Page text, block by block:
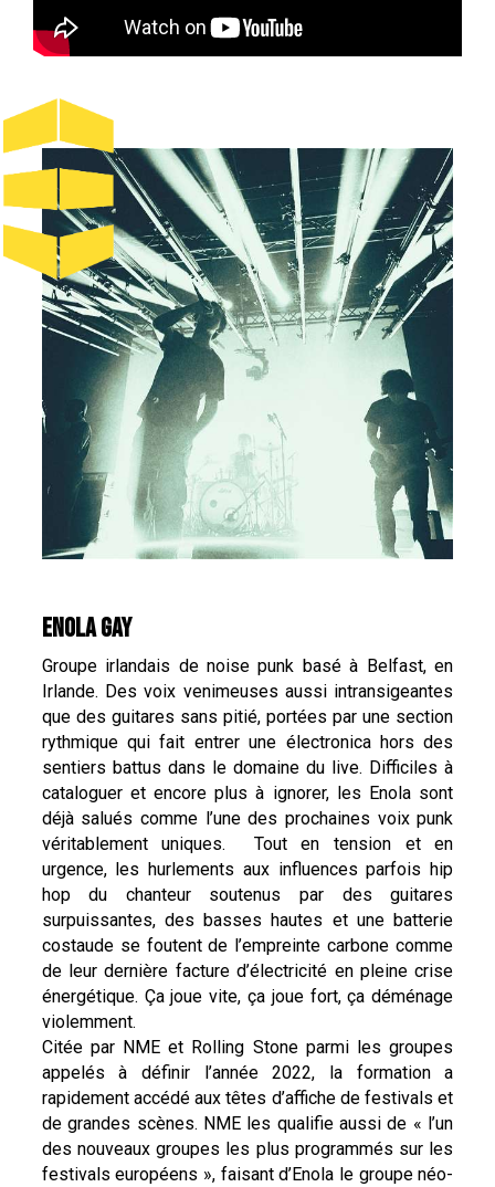
ENOLA GAY
Groupe irlandais de noise punk basé à Belfast, en
Irlande. Des voix venimeuses aussi intransigeantes
que des guitares sans pitié, portées par une section
rythmique qui fait entrer une électronica hors des
sentiers battus dans le domaine du live. Difficiles à
cataloguer et encore plus à ignorer, les Enola sont
déjà salués comme l’une des prochaines voix punk
véritablement uniques. Tout en tension et en
urgence, les hurlements aux influences parfois hip
hop du chanteur soutenus par des guitares
surpuissantes, des basses hautes et une batterie
costaude se foutent de l’empreinte carbone comme
de leur dernière facture d’électricité en pleine crise
énergétique. Ça joue vite, ça joue fort, ça déménage
violemment.
Citée par NME et Rolling Stone parmi les groupes
appelés à définir l’année 2022, la formation a
rapidement accédé aux têtes d’affiche de festivals et
de grandes scènes. NME les qualifie aussi de « l’un
des nouveaux groupes les plus programmés sur les
festivals européens », faisant d’Enola le groupe néo-